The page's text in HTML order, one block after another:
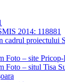
2014: 118881
cadrul proiectului
Foto – site
Foto – situl Tisa